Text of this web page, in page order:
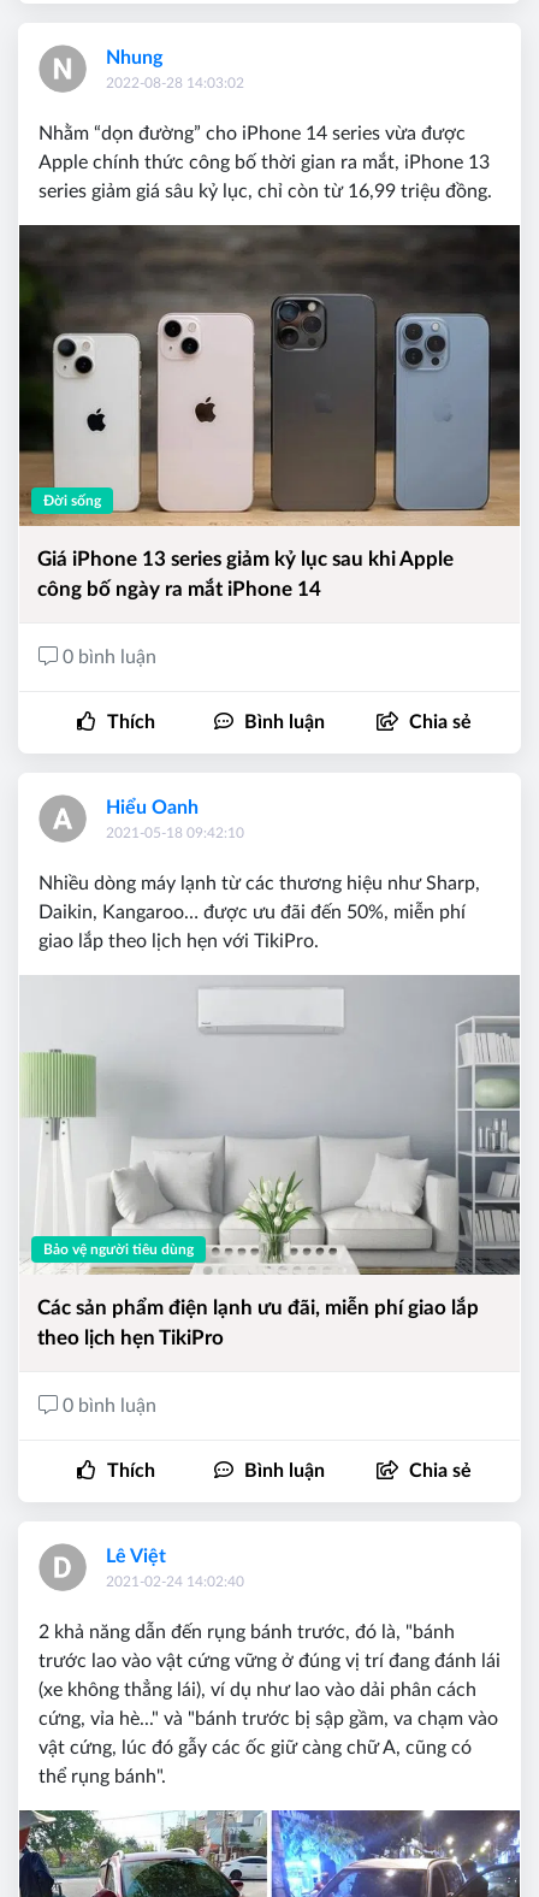
Nhung
2022-08-28 14:03:02
Nhằm “dọn đường” cho iPhone 14 series vừa được
Apple chính thức công bố thời gian ra mắt, iPhone 13
series giảm giá sâu kỷ lục, chỉ còn từ 16,99 triệu đồng.
Đời sống
Giá iPhone 13 series giảm kỷ lục sau khi Apple
công bố ngày ra mắt iPhone 14
0 bình luận
Thích Bình luận Chia sẻ
Hiểu Oanh
2021-05-18 09:42:10
Nhiều dòng máy lạnh từ các thương hiệu như Sharp,
Daikin, Kangaroo… được ưu đãi đến 50%, miễn phí
giao lắp theo lịch hẹn với TikiPro.
Bảo vệ người tiêu dùng
Các sản phẩm điện lạnh ưu đãi, miễn phí giao lắp
theo lịch hẹn TikiPro
0 bình luận
Thích Bình luận Chia sẻ
Lê Việt
2021-02-24 14:02:40
2 khả năng dẫn đến rụng bánh trước, đó là, "bánh
trước lao vào vật cứng vững ở đúng vị trí đang đánh lái
(xe không thẳng lái), ví dụ như lao vào dải phân cách
cứng, vỉa hè..." và "bánh trước bị sập gầm, va chạm vào
vật cứng, lúc đó gẫy các ốc giữ càng chữ A, cũng có
thể rụng bánh".